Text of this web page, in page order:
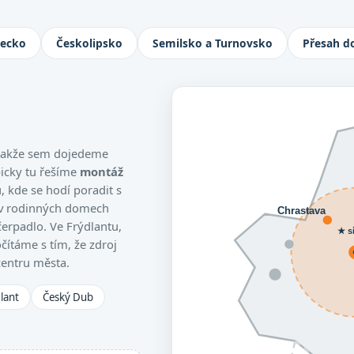
nad Nisou, Turnov i Česká
Českolipsko Semilsko a Turnovsko Přesah
sem dojedeme
tu řešíme montáž
kde se hodí poradit s
rodinných domech
Ve Frýdlantu,
s tím, že zdroj
města.
Český Dub
Chrastava
★